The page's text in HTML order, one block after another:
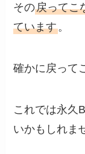
その戻ってこ
ています。
確かに戻って
これでは永久
いかもしれま